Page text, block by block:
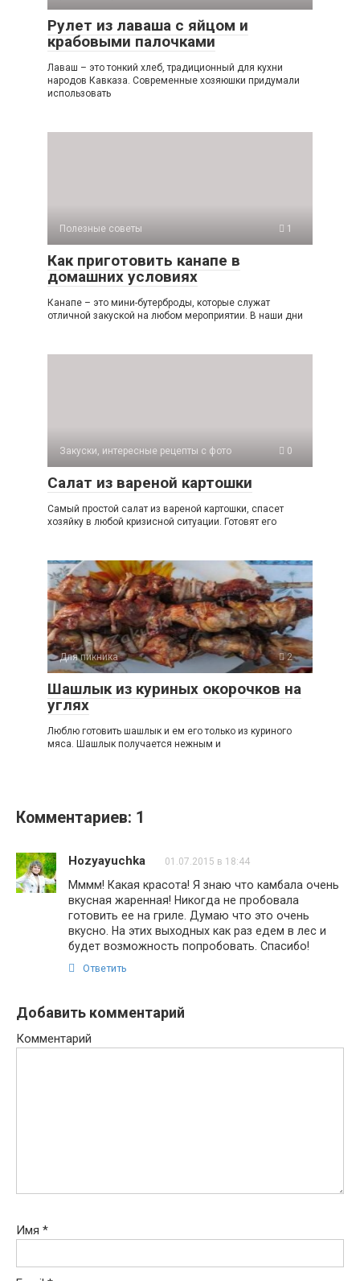
Рулет из лаваша с яйцом и
крабовыми палочками
Лаваш – это тонкий хлеб, традиционный для кухни
народов Кавказа. Современные хозяюшки придумали
использовать
Полезные советы 1
Как приготовить канапе в
домашних условиях
Канапе – это мини-бутерброды, которые служат
отличной закуской на любом мероприятии. В наши дни
Закуски, интересные рецепты с фото 0
Cалат из вареной картошки
Самый простой салат из вареной картошки, спасет
хозяйку в любой кризисной ситуации. Готовят его
Для пикника 2
Шашлык из куриных окорочков на
углях
Люблю готовить шашлык и ем его только из куриного
мяса. Шашлык получается нежным и
Комментариев: 1
Hozyayuchka 01.07.2015 в 18:44
Мммм! Какая красота! Я знаю что камбала очень
вкусная жаренная! Никогда не пробовала
готовить ее на гриле. Думаю что это очень
вкусно. На этих выходных как раз едем в лес и
будет возможность попробовать. Спасибо!
Ответить
Добавить комментарий
Комментарий
Имя *